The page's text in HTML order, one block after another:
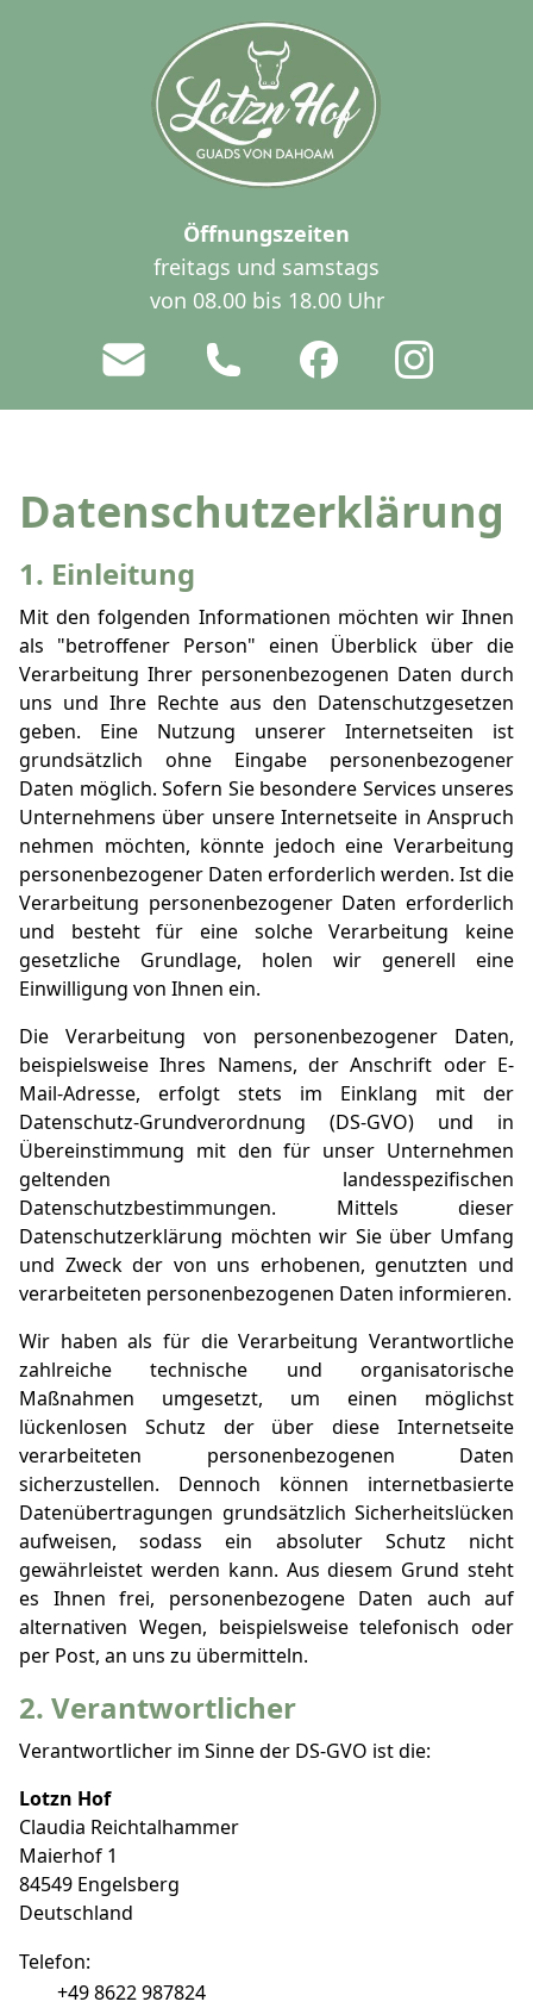
Öffnungszeiten
freitags und samstags
von 08.00 bis 18.00 Uhr
Datenschutzerklärung
1. Einleitung
Mit den folgenden Informationen möchten wir Ihnen
als "betroffener Person" einen Überblick über die
Verarbeitung Ihrer personenbezogenen Daten durch
uns und Ihre Rechte aus den Datenschutzgesetzen
geben. Eine Nutzung unserer Internetseiten ist
grundsätzlich ohne Eingabe personenbezogener
Daten möglich. Sofern Sie besondere Services unseres
Unternehmens über unsere Internetseite in Anspruch
nehmen möchten, könnte jedoch eine Verarbeitung
personenbezogener Daten erforderlich werden. Ist die
Verarbeitung personenbezogener Daten erforderlich
und besteht für eine solche Verarbeitung keine
gesetzliche Grundlage, holen wir generell eine
Einwilligung von Ihnen ein.
Die Verarbeitung von personenbezogener Daten,
beispielsweise Ihres Namens, der Anschrift oder E-
Mail-Adresse, erfolgt stets im Einklang mit der
Datenschutz-Grundverordnung (DS-GVO) und in
Übereinstimmung mit den für unser Unternehmen
geltenden landesspezifischen
Datenschutzbestimmungen. Mittels dieser
Datenschutzerklärung möchten wir Sie über Umfang
und Zweck der von uns erhobenen, genutzten und
verarbeiteten personenbezogenen Daten informieren.
Wir haben als für die Verarbeitung Verantwortliche
zahlreiche technische und organisatorische
Maßnahmen umgesetzt, um einen möglichst
lückenlosen Schutz der über diese Internetseite
verarbeiteten personenbezogenen Daten
sicherzustellen. Dennoch können internetbasierte
Datenübertragungen grundsätzlich Sicherheitslücken
aufweisen, sodass ein absoluter Schutz nicht
gewährleistet werden kann. Aus diesem Grund steht
es Ihnen frei, personenbezogene Daten auch auf
alternativen Wegen, beispielsweise telefonisch oder
per Post, an uns zu übermitteln.
2. Verantwortlicher
Verantwortlicher im Sinne der DS-GVO ist die:
Lotzn Hof
Claudia Reichtalhammer
Maierhof 1
84549 Engelsberg
Deutschland
Telefon:
+49 8622 987824